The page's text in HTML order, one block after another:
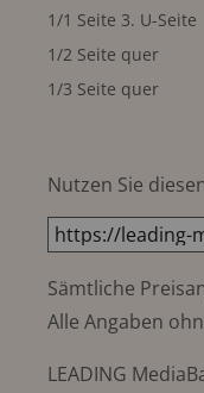
1/1 Seite 3. U-Seite
1/2 Seite quer
1/3 Seite quer
Nutzen Sie
Sämtliche
Alle Angaben
LEADING